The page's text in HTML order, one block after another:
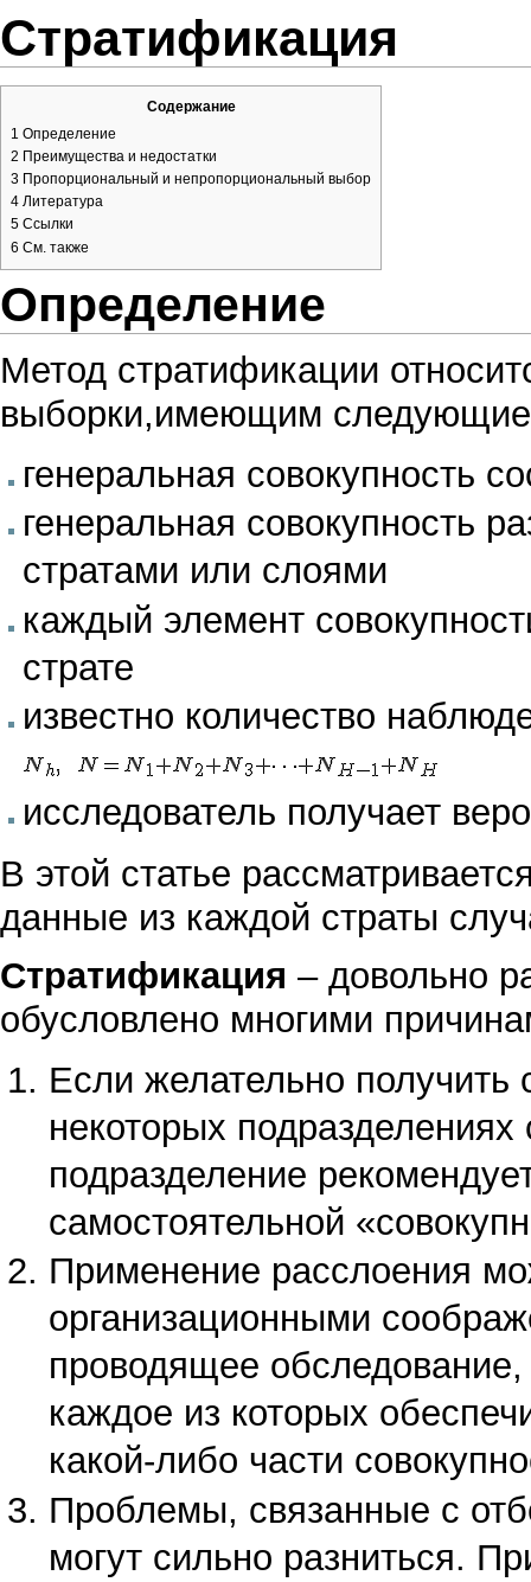
Стратификация
Содержание
1 Определение
2 Преимущества и недостатки
3 Пропорциональный и непропорциональный выбор
4 Литература
5 Ссылки
6 См. также
Определение
Метод стратификации
выборки,имеющим следующие
генеральная совокупность
генеральная совокупность
стратами или слоями
каждый элемент
страте
известно количество
исследователь получает
В этой статье
данные из каждой страты
Стратификация – довольно
обусловлено многими
Если желательно
некоторых подразделениях
подразделение
самостоятельной
Применение расслоения
организационными
проводящее
каждое из которых
какой-либо части
Проблемы, связанные с
могут сильно разниться.